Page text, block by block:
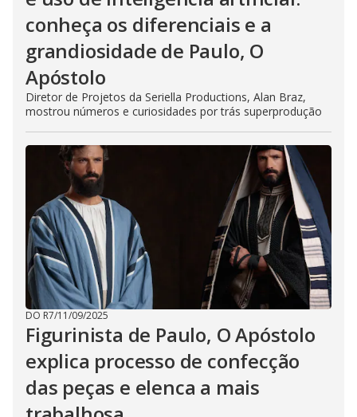
conheça os diferenciais e a
grandiosidade de Paulo, O
Apóstolo
Diretor de Projetos da Seriella Productions, Alan Braz,
mostrou números e curiosidades por trás superprodução
DO R7/11/09/2025
Figurinista de Paulo, O Apóstolo
explica processo de confecção
das peças e elenca a mais